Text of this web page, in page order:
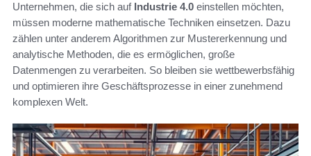
Unternehmen, die sich auf Industrie 4.0 einstellen möchten,
müssen moderne mathematische Techniken einsetzen. Dazu
zählen unter anderem Algorithmen zur Mustererkennung und
analytische Methoden, die es ermöglichen, große
Datenmengen zu verarbeiten. So bleiben sie wettbewerbsfähig
und optimieren ihre Geschäftsprozesse in einer zunehmend
komplexen Welt.